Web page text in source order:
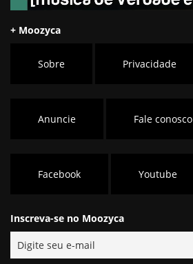
+ Moozyca
Sobre Privacidade
Anuncie Fale conosco
Facebook Youtube
Inscreva-se no Moozyca